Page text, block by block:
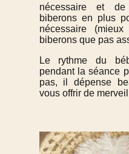
nécessaire et
biberons en plus
nécessaire
biberons que pas
Le rythme du
pendant la séance
pas, il dépense
vous offrir de